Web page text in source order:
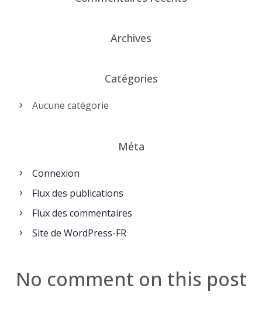
Archives
Catégories
Aucune catégorie
Méta
Connexion
Flux des publications
Flux des commentaires
Site de WordPress-FR
No comment on this post